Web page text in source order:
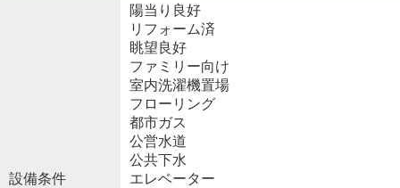
設備条件
陽当り良好
リフォーム済
眺望良好
ファミリー向け
室内洗濯機置場
フローリング
都市ガス
公営水道
公共下水
エレベーター